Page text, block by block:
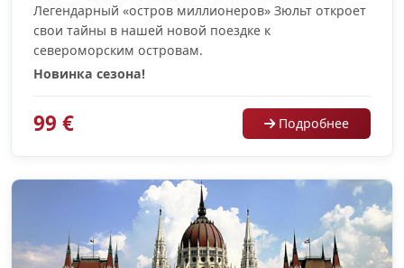
Легендарный «остров миллионеров» Зюльт откроет
свои тайны в нашей новой поездке к
североморским островам.
Новинка сезона!
99 € Подробнее